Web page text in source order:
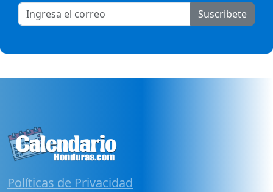
Suscribete
Políticas de Privacidad